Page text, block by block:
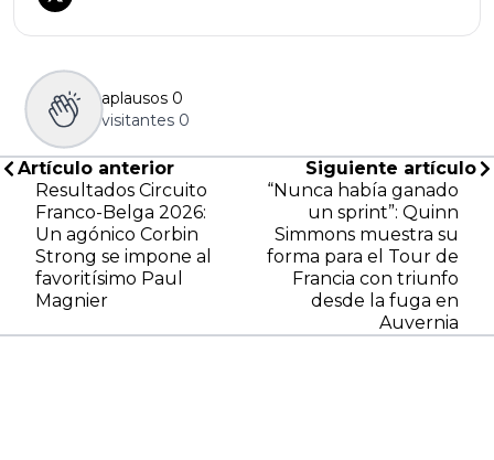
aplausos 0
visitantes 0
Artículo anterior
Resultados Circuito
Franco-Belga 2026:
Un agónico Corbin
Strong se impone al
favoritísimo Paul
Magnier
Siguiente artículo
“Nunca había ganado
un sprint”: Quinn
Simmons muestra su
forma para el Tour de
Francia con triunfo
desde la fuga en
Auvernia